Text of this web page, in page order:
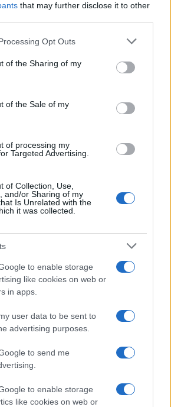
that may further disclose it to other
website/app uses one or more Google
or usage behaviour. You may click to
to Google and its third-party tags to
specified purposes in below Google
Opt Outs
of the Sharing of my
of the Sale of my
of processing my
Targeted Advertising.
of Collection, Use,
and/or Sharing of my
Is Unrelated with the
it was collected.
to enable storage
like cookies on web or
in apps.
user data to be sent to
advertising purposes.
to send me
to enable storage
like cookies on web or
World nel 2027: la scelta di San
2026